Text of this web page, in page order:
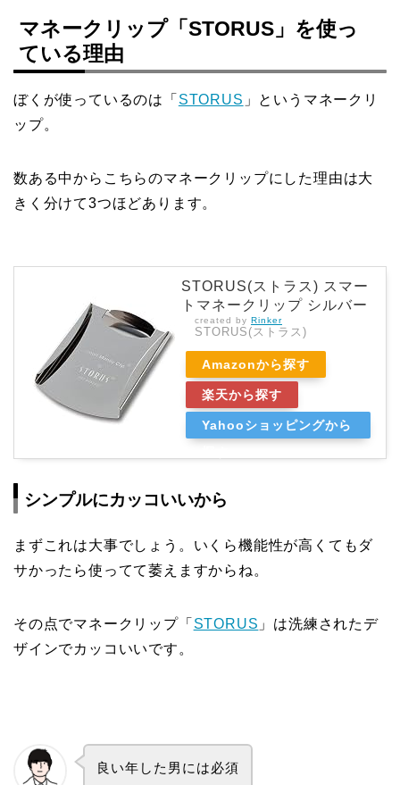
マネークリップ「STORUS」を使っ
ている理由
ぼくが使っているのは「 STORUS 」というマネークリ
ップ。
数ある中からこちらのマネークリップにした理由は大
きく分けて3つほどあります。
STORUS(ストラス) スマー
トマネークリップ シルバー
created by Rinker
STORUS(ストラス)
Amazonから探す
楽天から探す
Yahooショッピングから
シンプルにカッコいいから
まずこれは大事でしょう。いくら機能性が高くてもダ
サかったら使ってて萎えますからね。
その点でマネークリップ「 STORUS 」は洗練されたデ
ザインでカッコいいです。
良い年した男には必須